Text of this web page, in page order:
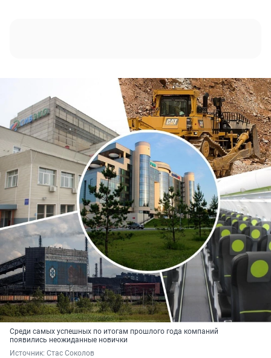
Среди самых успешных по итогам прошлого года компаний
появились неожиданные новички
Источник: Стас Соколов